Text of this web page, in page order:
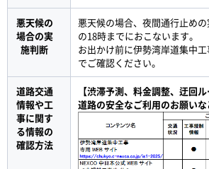
悪天候の
場合の実
施判断
悪天候の場合、夜間通行止め
の18時までにおこないます。
お出かけ前に伊勢湾岸道集中
でご確認ください。
道路交通
情報や工
事に関す
る情報の
確認方法
【渋滞予測、料金調整、迂回
道路の安全なご利用のお願いな